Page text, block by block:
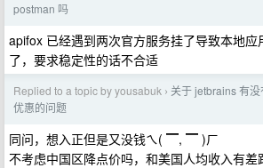
postman 吗
apifox 已经遇到两次官方服务挂了导致本地
了，要求稳定性的话不合适
Replied to a topic by yousabuk › 关于 jetbrains 有没
优惠的问题
同问，想入正但是又没钱ㄟ( ▔, ▔ )ㄏ
不考虑中国区降点价吗，和美国人均收入有差